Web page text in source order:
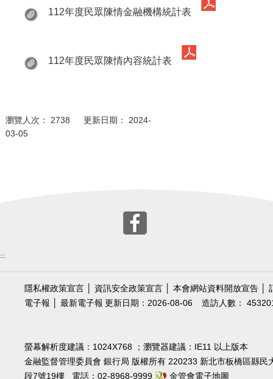
112年度民眾陳情金融機構統計表
112年度民眾陳情內容統計表
瀏覽人次： 2738 更新日期： 2024-
03-05
:::
隱私權政策宣言 資訊安全政策宣言 本會網站資料開放宣告
電子報
最新電子報 造訪人數：
更新日期：2026-08-06
螢幕解析度建議：1024X768 ；瀏覽器建議：IE11 以上版本
金融監督管理委員會 銀行局 版權所有 220233 新北市板橋區縣民
段7號19樓 電話：02-8968-9999
金管會電子地圖